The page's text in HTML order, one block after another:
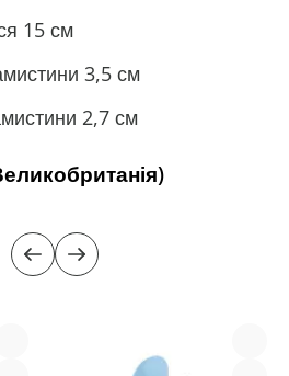
15 см
3,5 см
2,7 см